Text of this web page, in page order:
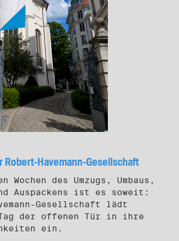
Robert-Havemann-Gesellschaft
Wochen des Umzugs, Umbaus,
Auspackens ist es soweit:
Gesellschaft lädt
der offenen Tür in ihre
ein.